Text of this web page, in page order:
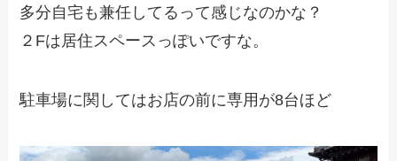
多分自宅も兼任してるって感じなのかな？
２Fは居住スペースっぽいですな。
駐車場に関してはお店の前に専用が8台ほど